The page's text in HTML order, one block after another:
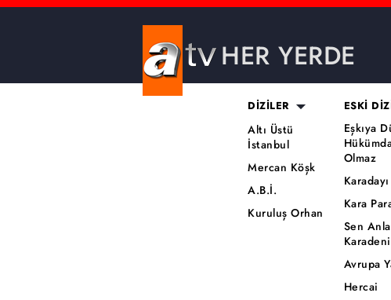
HER YERDE
DİZİLER
Altı Üstü
İstanbul
Mercan Köşk
A.B.İ.
Kuruluş Orhan
ESKİ
Eşkıya
Olmaz
Karadayı
Kara
Sen
Avrupa
Hercai